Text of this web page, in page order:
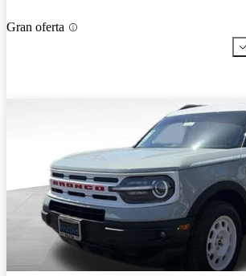
Gran oferta